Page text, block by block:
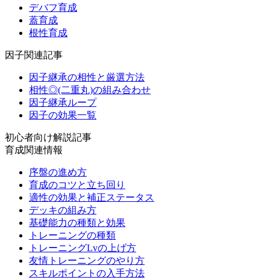
デバフ育成
蓋育成
根性育成
因子関連記事
因子継承の相性と厳選方法
相性◎(二重丸)の組み合わせ
因子継承ループ
因子の効果一覧
初心者向け解説記事
育成関連情報
序盤の進め方
育成のコツと立ち回り
適性の効果と補正ステータス
デッキの組み方
基礎能力の種類と効果
トレーニングの種類
トレーニングLvの上げ方
友情トレーニングのやり方
スキルポイントの入手方法